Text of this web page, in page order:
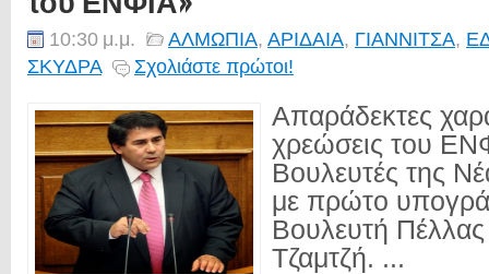
10:30 μ.μ. ΑΛΜΩΠΙΑ, ΑΡΙΔΑΙΑ, ΓΙΑΝΝΙΤΣΑ,
ΣΚΥΔΡΑ
Σχολιάστε πρώτοι!
Απαράδεκτες
χρεώσεις του
Βουλευτές της
με πρώτο
Βουλευτή
Τζαμτζή. ...